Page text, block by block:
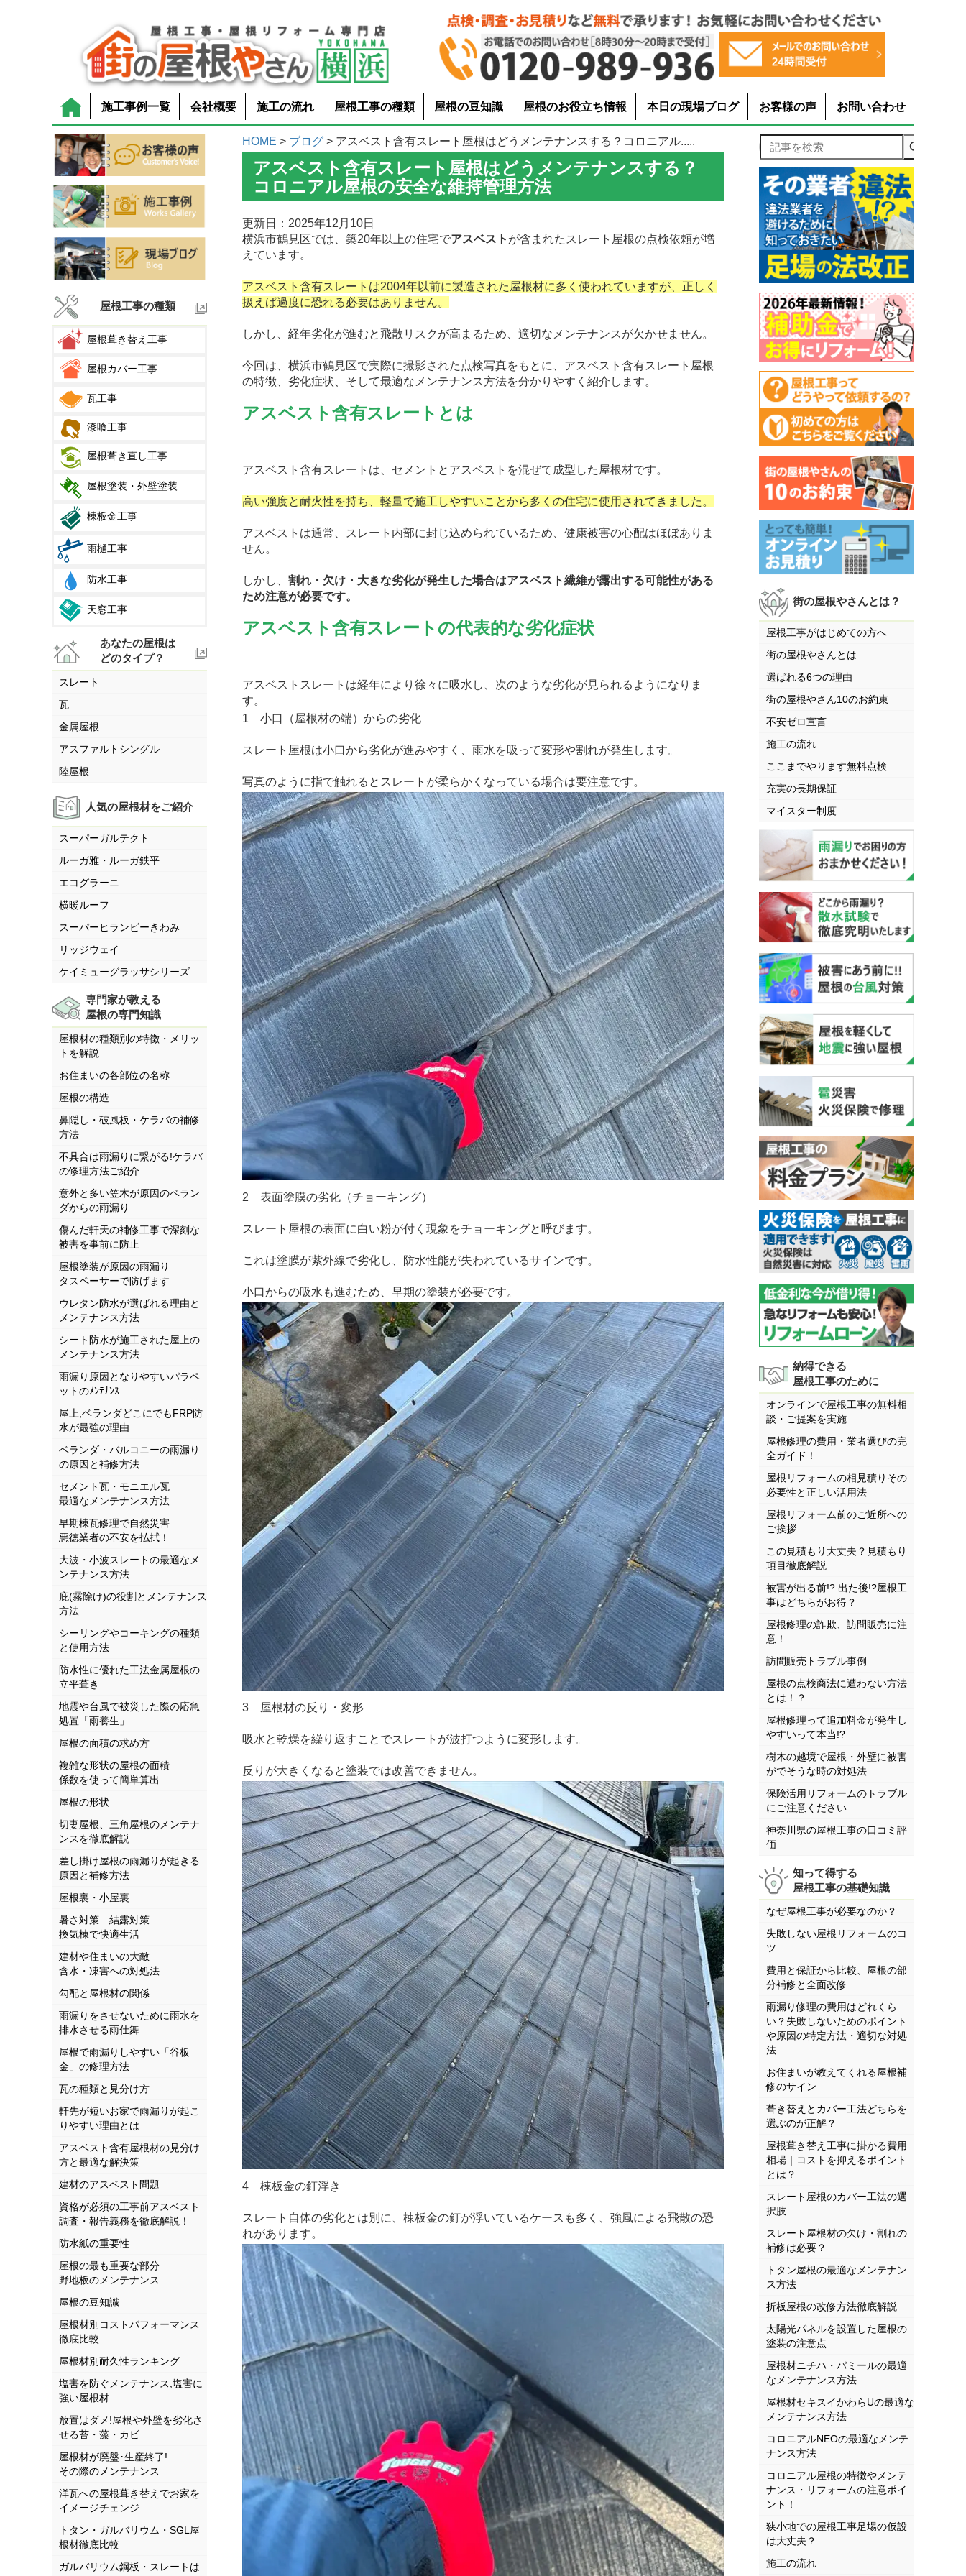
施工事例一覧 会社概要 施工の流れ 屋根工事の種類 屋根の豆知識 屋根のお役立ち情報 本日の現場ブログ お客様の声 お問い合わせ
屋根工事の種類
屋根葺き替え工事
屋根カバー工事
瓦工事
漆喰工事
屋根葺き直し工事
屋根塗装・外壁塗装
棟板金工事
雨樋工事
防水工事
天窓工事
あなたの屋根は
どのタイプ？
スレート
瓦
金属屋根
アスファルトシングル
陸屋根
人気の屋根材をご紹介
スーパーガルテクト
ルーガ雅・ルーガ鉄平
エコグラーニ
横暖ルーフ
スーパーヒランビーきわみ
リッジウェイ
ケイミューグラッサシリーズ
専門家が教える
屋根の専門知識
屋根材の種類別の特徴・メリッ
トを解説
お住まいの各部位の名称
屋根の構造
鼻隠し・破風板・ケラバの補修
方法
不具合は雨漏りに繋がる!ケラバ
の修理方法ご紹介
意外と多い笠木が原因のベラン
ダからの雨漏り
傷んだ軒天の補修工事で深刻な
被害を事前に防止
屋根塗装が原因の雨漏り
タスペーサーで防げます
ウレタン防水が選ばれる理由と
メンテナンス方法
シート防水が施工された屋上の
メンテナンス方法
雨漏り原因となりやすいパラペ
ットのﾒﾝﾃﾅﾝｽ
屋上,ベランダどこにでもFRP防
水が最強の理由
ベランダ・バルコニーの雨漏り
の原因と補修方法
セメント瓦・モニエル瓦
最適なメンテナンス方法
早期棟瓦修理で自然災害
悪徳業者の不安を払拭！
大波・小波スレートの最適なメ
ンテナンス方法
庇(霧除け)の役割とメンテナンス
方法
シーリングやコーキングの種類
と使用方法
防水性に優れた工法金属屋根の
立平葺き
地震や台風で被災した際の応急
処置「雨養生」
屋根の面積の求め方
複雑な形状の屋根の面積
係数を使って簡単算出
屋根の形状
切妻屋根、三角屋根のメンテナ
ンスを徹底解説
差し掛け屋根の雨漏りが起きる
原因と補修方法
屋根裏・小屋裏
暑さ対策 結露対策
換気棟で快適生活
建材や住まいの大敵
含水・凍害への対処法
勾配と屋根材の関係
雨漏りをさせないために雨水を
排水させる雨仕舞
屋根で雨漏りしやすい「谷板
金」の修理方法
瓦の種類と見分け方
軒先が短いお家で雨漏りが起こ
りやすい理由とは
アスベスト含有屋根材の見分け
方と最適な解決策
建材のアスベスト問題
資格が必須の工事前アスベスト
調査・報告義務を徹底解説！
防水紙の重要性
屋根の最も重要な部分
野地板のメンテナンス
屋根の豆知識
屋根材別コストパフォーマンス
徹底比較
屋根材別耐久性ランキング
塩害を防ぐメンテナンス,塩害に
強い屋根材
放置はダメ!屋根や外壁を劣化さ
せる苔・藻・カビ
屋根材が廃盤･生産終了!
その際のメンテナンス
洋瓦への屋根葺き替えでお家を
イメージチェンジ
トタン・ガルバリウム・SGL屋
根材徹底比較
ガルバリウム鋼板・スレートは
HOME > ブログ > アスベスト含有スレート屋根はどうメンテナンスする？コロニアル.....
アスベスト含有スレート屋根はどうメンテナンスする？
コロニアル屋根の安全な維持管理方法
更新日：2025年12月10日
横浜市鶴見区では、築20年以上の住宅でアスベスト が含まれたスレート屋根の点検依頼が増
えています。
アスベスト含有スレートは2004年以前に製造された屋根材に多く使われていますが、正しく
扱えば過度に恐れる必要はありません。
しかし、経年劣化が進むと飛散リスクが高まるため、適切なメンテナンスが欠かせません。
今回は、横浜市鶴見区で実際に撮影された点検写真をもとに、アスベスト含有スレート屋根
の特徴、劣化症状、そして最適なメンテナンス方法を分かりやすく紹介します。
アスベスト含有スレートとは
アスベスト含有スレートは、セメントとアスベストを混ぜて成型した屋根材です。
高い強度と耐火性を持ち、軽量で施工しやすいことから多くの住宅に使用されてきました。
アスベストは通常、スレート内部に封じ込められているため、健康被害の心配はほぼありま
せん。
しかし、割れ・欠け・大きな劣化が発生した場合はアスベスト繊維が露出する可能性がある
ため注意が必要です。
アスベスト含有スレートの代表的な劣化症状
アスベストスレートは経年により徐々に吸水し、次のような劣化が見られるようになりま
す。
1 小口（屋根材の端）からの劣化
スレート屋根は小口から劣化が進みやすく、雨水を吸って変形や割れが発生します。
写真のように指で触れるとスレートが柔らかくなっている場合は要注意です。
2 表面塗膜の劣化（チョーキング）
スレート屋根の表面に白い粉が付く現象をチョーキングと呼びます。
これは塗膜が紫外線で劣化し、防水性能が失われているサインです。
小口からの吸水も進むため、早期の塗装が必要です。
3 屋根材の反り・変形
吸水と乾燥を繰り返すことでスレートが波打つように変形します。
反りが大きくなると塗装では改善できません。
4 棟板金の釘浮き
スレート自体の劣化とは別に、棟板金の釘が浮いているケースも多く、強風による飛散の恐
れがあります。
記事を検索
街の屋根やさんとは？
屋根工事がはじめての方へ
街の屋根やさんとは
選ばれる6つの理由
街の屋根やさん10のお約束
不安ゼロ宣言
施工の流れ
ここまでやります無料点検
充実の長期保証
マイスター制度
納得できる
屋根工事のために
オンラインで屋根工事の無料相
談・ご提案を実施
屋根修理の費用・業者選びの完
全ガイド！
屋根リフォームの相見積りその
必要性と正しい活用法
屋根リフォーム前のご近所への
ご挨拶
この見積もり大丈夫？見積もり
項目徹底解説
被害が出る前!? 出た後!?屋根工
事はどちらがお得？
屋根修理の詐欺、訪問販売に注
意！
訪問販売トラブル事例
屋根の点検商法に遭わない方法
とは！？
屋根修理って追加料金が発生し
やすいって本当!?
樹木の越境で屋根・外壁に被害
がでそうな時の対処法
保険活用リフォームのトラブル
にご注意ください
神奈川県の屋根工事の口コミ評
価
知って得する
屋根工事の基礎知識
なぜ屋根工事が必要なのか？
失敗しない屋根リフォームのコ
ツ
費用と保証から比較、屋根の部
分補修と全面改修
雨漏り修理の費用はどれくら
い？失敗しないためのポイント
や原因の特定方法・適切な対処
法
お住まいが教えてくれる屋根補
修のサイン
葺き替えとカバー工法どちらを
選ぶのが正解？
屋根葺き替え工事に掛かる費用
相場｜コストを抑えるポイント
とは？
スレート屋根のカバー工法の選
択肢
スレート屋根材の欠け・割れの
補修は必要？
トタン屋根の最適なメンテナン
ス方法
折板屋根の改修方法徹底解説
太陽光パネルを設置した屋根の
塗装の注意点
屋根材ニチハ・パミールの最適
なメンテナンス方法
屋根材セキスイかわらUの最適な
メンテナンス方法
コロニアルNEOの最適なメンテ
ナンス方法
コロニアル屋根の特徴やメンテ
ナンス・リフォームの注意ポイ
ント！
狭小地での屋根工事足場の仮設
は大丈夫？
施工の流れ